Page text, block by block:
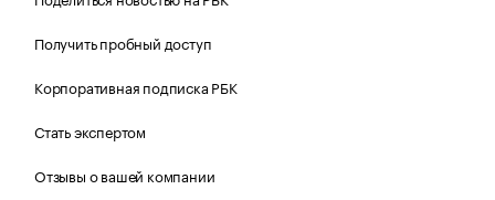
Получить пробный доступ
Корпоративная подписка РБК
Стать экспертом
Отзывы о вашей компании